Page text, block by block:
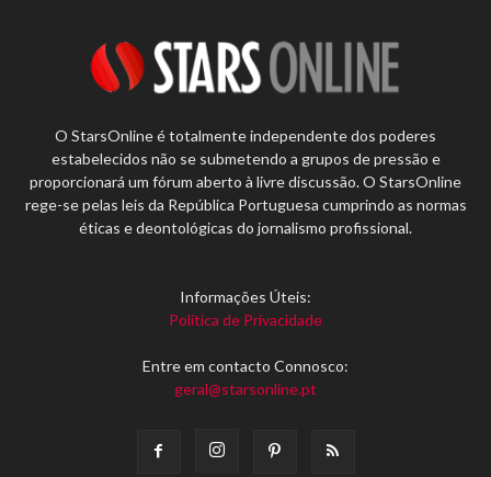
O StarsOnline é totalmente independente dos poderes
estabelecidos não se submetendo a grupos de pressão e
proporcionará um fórum aberto à livre discussão. O StarsOnline
rege-se pelas leis da República Portuguesa cumprindo as normas
éticas e deontológicas do jornalismo profissional.
Informações Úteis:
Política de Privacidade
Entre em contacto Connosco:
geral@starsonline.pt